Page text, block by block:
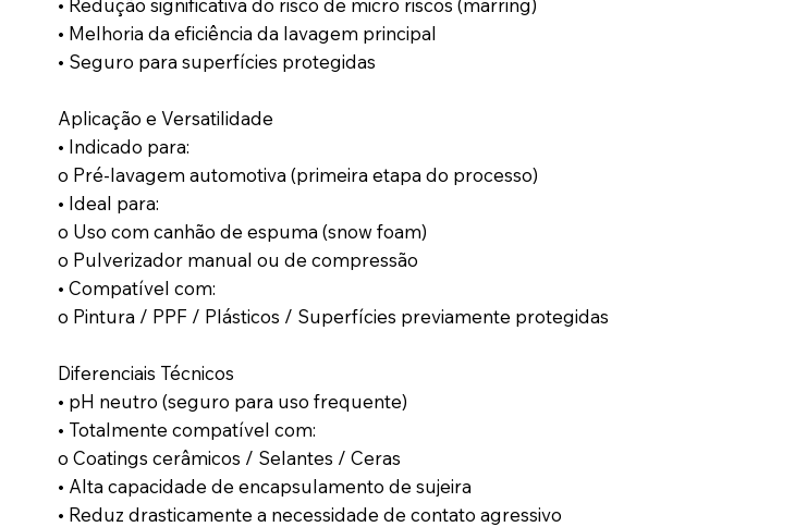
• Redução significativa do risco de micro riscos (marring)
• Melhoria da eficiência da lavagem principal
• Seguro para superfícies protegidas
Aplicação e Versatilidade
• Indicado para:
o Pré-lavagem automotiva (primeira etapa do processo)
• Ideal para:
o Uso com canhão de espuma (snow foam)
o Pulverizador manual ou de compressão
• Compatível com:
o Pintura / PPF / Plásticos / Superfícies previamente protegidas
Diferenciais Técnicos
• pH neutro (seguro para uso frequente)
• Totalmente compatível com:
o Coatings cerâmicos / Selantes / Ceras
• Alta capacidade de encapsulamento de sujeira
• Reduz drasticamente a necessidade de contato agressivo